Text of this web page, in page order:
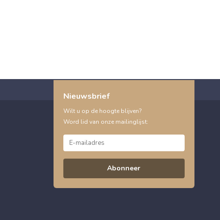
Nieuwsbrief
Wilt u op de hoogte blijven?
Word lid van onze mailinglijst:
Abonneer